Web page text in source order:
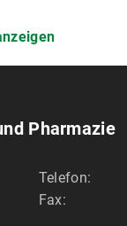
Pharmazie
Telefon:
Fax: